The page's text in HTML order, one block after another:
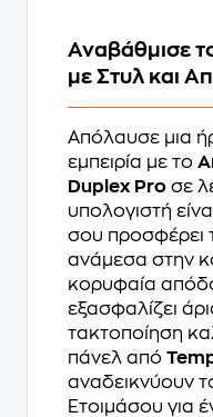
Αναβάθμισε
με Στυλ και
Απόλαυσε μια
εμπειρία με το
Duplex Pro σε
υπολογιστή
σου προσφέρει
ανάμεσα στην
κορυφαία
εξασφαλίζει
τακτοποίηση
πάνελ από
αναδεικνύουν
Ετοιμάσου για